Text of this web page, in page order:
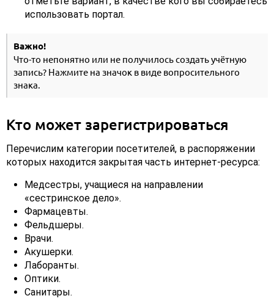
использовать портал.
Важно!
Что-то непонятно или не получилось создать учётную
запись? Нажмите на значок в виде вопросительного
знака.
Кто может зарегистрироваться
Перечислим категории посетителей, в распоряжении
которых находится закрытая часть интернет-ресурса:
Медсестры, учащиеся на направлении
«сестринское дело».
Фармацевты.
Фельдшеры.
Врачи.
Акушерки.
Лаборанты.
Оптики.
Санитары.